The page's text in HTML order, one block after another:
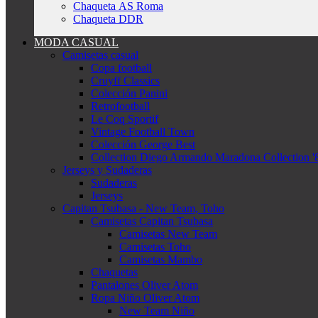
Chaqueta AS Roma
Chaqueta DDR
MODA CASUAL
Camisetas casual
Copa football
Cruyff Classics
Colección Panini
Retrofootball
Le Coq Sportif
Vintage Football Town
Colección George Best
Collection Diego Armando Maradona Collection
Jerseys y Sudaderas
Sudaderas
Jerseys
Capitan Tsubasa - New Team, Toho
Camisetas Capitan Tsubasa
Camisetas New Team
Camisetas Toho
Camisetas Mambo
Chaquetas
Pantalones Oliver Atom
Ropa Niño Oliver Atom
New Team Niño